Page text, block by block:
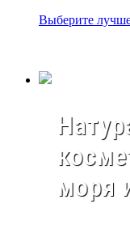
Выберите
моря